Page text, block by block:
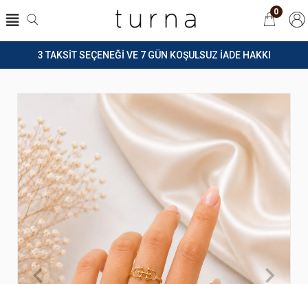
3 TAKSİT SEÇENEĞİ VE 7 GÜN KOŞULSUZ İADE HAKKI
0